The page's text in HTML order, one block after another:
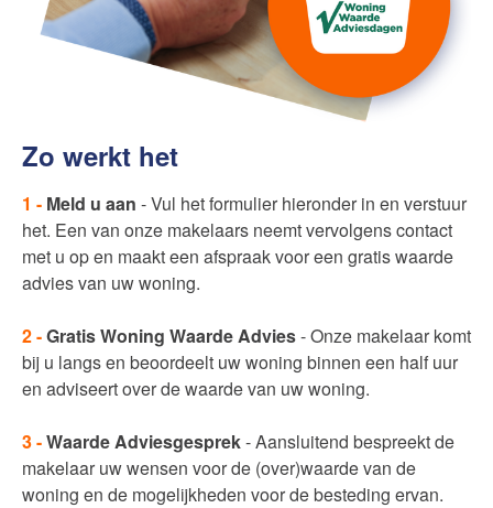
Zo werkt het
1 - Meld u aan - Vul het formulier hieronder in en verstuur
het. Een van onze makelaars neemt vervolgens contact
met u op en maakt een afspraak voor een gratis waarde
advies van uw woning.
2 -Gratis Woning Waarde Advies- Onze makelaar komt
bij u langs en beoordeelt uw woning binnen een half uur
en adviseert over de waarde van uw woning.
3 -Waarde Adviesgesprek- Aansluitend bespreekt de
makelaar uw wensen voor de (over)waarde van de
woning en de mogelijkheden voor de besteding ervan.